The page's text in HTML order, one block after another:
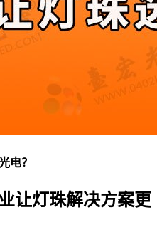
电？
让灯珠解决方案更